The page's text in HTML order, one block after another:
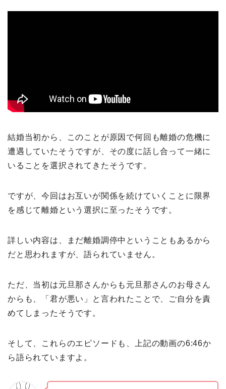
結婚当初から、このことが原因で何回も離婚の危機に
遭遇していたそうですが、その度に話し合って一緒に
いることを選択されてきたそうです。
ですが、今回はお互いが関係を続けていくことに限界
を感じて離婚という選択に至ったそうです。
詳しい内容は、まだ離婚調停中ということもあるから
だと思われますが、語られていません。
ただ、当初は元旦那さんからも元旦那さんのお母さん
からも、「君が悪い」と言われたことで、ご自分を責
めてしまったそうです。
そして、これらのエピソードも、上記の動画の6:46か
ら語られていますよ。